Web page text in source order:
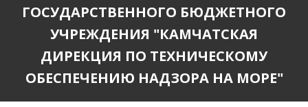
ГОСУДАРСТВЕННОГО БЮДЖЕТНОГО
УЧРЕЖДЕНИЯ "КАМЧАТСКАЯ
ДИРЕКЦИЯ ПО ТЕХНИЧЕСКОМУ
ОБЕСПЕЧЕНИЮ НАДЗОРА НА МОРЕ"